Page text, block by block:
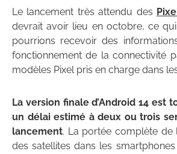
Le lancement très attendu des
devrait avoir lieu en octobre, ce
pourrions recevoir des
fonctionnement de la connectivité
modèles Pixel pris en charge dans
La version finale d’Android 14 est
un délai estimé à deux ou trois
lancement. La portée complète de
des satellites dans les